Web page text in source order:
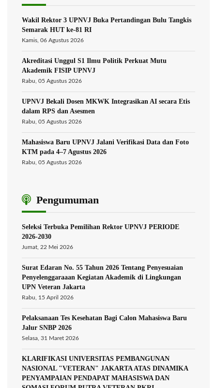
Wakil Rektor 3 UPNVJ Buka Pertandingan Bulu Tangkis
Semarak HUT ke-81 RI
Kamis, 06 Agustus 2026
Akreditasi Unggul S1 Ilmu Politik Perkuat Mutu
Akademik FISIP UPNVJ
Rabu, 05 Agustus 2026
UPNVJ Bekali Dosen MKWK Integrasikan AI secara Etis
dalam RPS dan Asesmen
Rabu, 05 Agustus 2026
Mahasiswa Baru UPNVJ Jalani Verifikasi Data dan Foto
KTM pada 4–7 Agustus 2026
Rabu, 05 Agustus 2026
Pengumuman
Seleksi Terbuka Pemilihan Rektor UPNVJ PERIODE
2026-2030
Jumat, 22 Mei 2026
Surat Edaran No. 55 Tahun 2026 Tentang Penyesuaian
Penyelenggaraaan Kegiatan Akademik di Lingkungan
UPN Veteran Jakarta
Rabu, 15 April 2026
Pelaksanaan Tes Kesehatan Bagi Calon Mahasiswa Baru
Jalur SNBP 2026
Selasa, 31 Maret 2026
KLARIFIKASI UNIVERSITAS PEMBANGUNAN
NASIONAL "VETERAN" JAKARTA ATAS DINAMIKA
PENYAMPAIAN PENDAPAT MAHASISWA DAN